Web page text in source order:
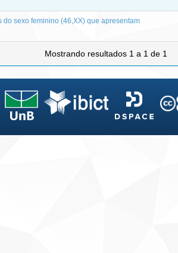
sexo feminino (46,XX) que apresentam
Mostrando resultados 1 a 1 de 1